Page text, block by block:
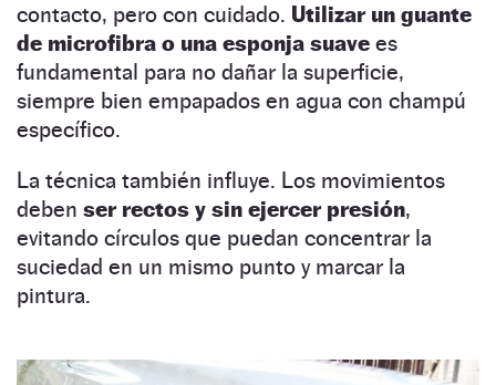
contacto, pero con cuidado. Utilizar un guante
de microfibra o una esponja suave es
fundamental para no dañar la superficie,
siempre bien empapados en agua con champú
específico.
La técnica también influye. Los movimientos
deben ser rectos y sin ejercer presión,
evitando círculos que puedan concentrar la
suciedad en un mismo punto y marcar la
pintura.